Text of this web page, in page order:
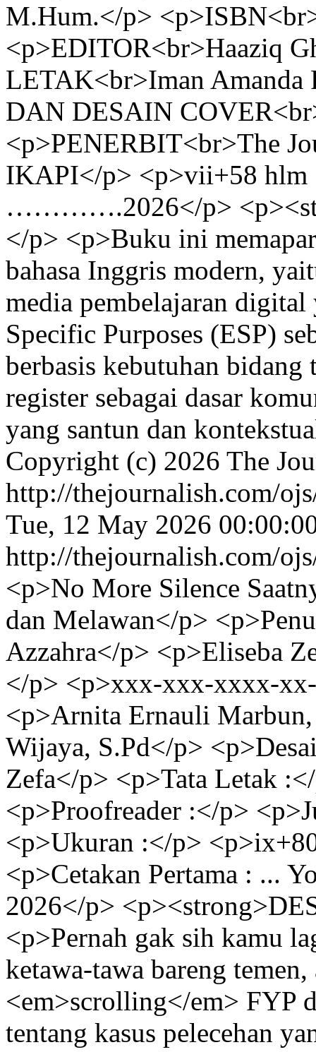
M.Hum.</p>
<p>EDITOR<br>Haaziq
LETAK<br>Iman Amanda
DAN DESAIN
<p>PENERBIT<br>The
IKAPI</p> <p>vii+58 hlm
………….2026</p>
</p> <p>Buku ini
bahasa Inggris modern,
media pembelajaran
Specific Purposes (ESP)
berbasis kebutuhan bidang
register sebagai dasar
yang santun dan
Copyright (c) 2026 The
http://thejournalish.com/
Tue, 12 May 2026
http://thejournalish.com/
<p>No More Silence
dan Melawan</p>
Azzahra</p> <p>Eliseba
</p> <p>xxx-xxx-xxxx-
<p>Arnita Ernauli
Wijaya, S.Pd</p>
Zefa</p> <p>Tata Letak
<p>Proofreader :</p>
<p>Ukuran :</p>
<p>Cetakan Pertama : ...
2026</p>
<p>Pernah gak sih kamu
ketawa-tawa bareng
<em>scrolling</em> FYP
tentang kasus pelecehan